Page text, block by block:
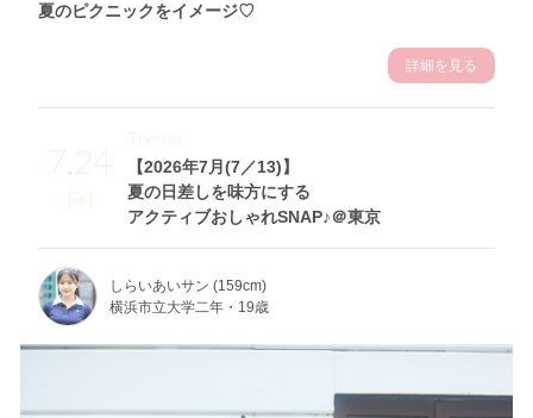
夏のピクニックをイメージ♡
詳細を見る
7.24
Fri
【2026年7月(7／13)】
夏の日差しを味方にする
アクティブおしゃれSNAP♪＠東京
Theme
しらいあいサン (159cm)
横浜市立大学二年・19歳